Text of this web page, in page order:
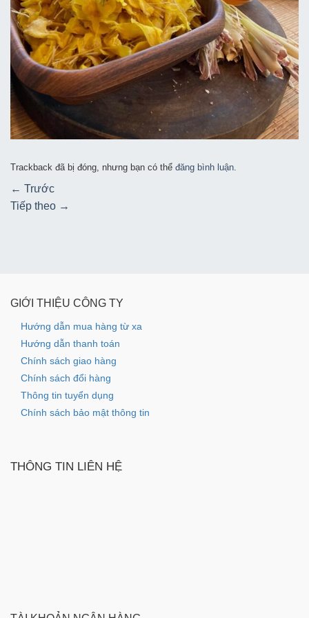
Trackback đã bị đóng, nhưng bạn có thể đăng bình luận
← Trước
Tiếp theo →
GIỚI THIỆU CÔNG TY
Hướng dẫn mua hàng từ xa
Hướng dẫn thanh toán
Chính sách giao hàng
Chính sách đổi hàng
Thông tin tuyển dụng
Chính sách bảo mật thông tin
THÔNG TIN LIÊN HỆ